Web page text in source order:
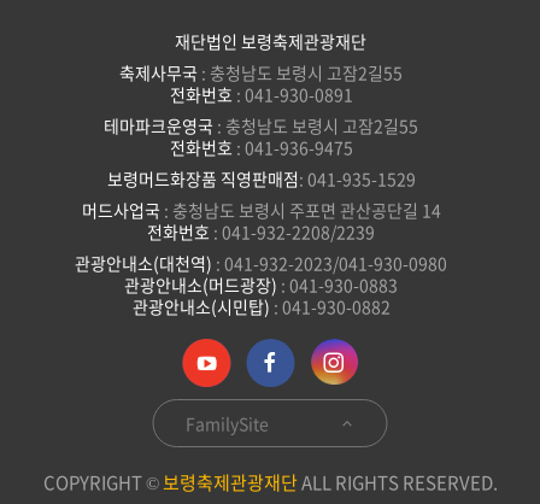
재단법인 보령축제관광재단
축제사무국 : 충청남도 보령시 고잠2길55
전화번호 : 041-930-0891
테마파크운영국 : 충청남도 보령시 고잠2길55
전화번호 : 041-936-9475
보령머드화장품 직영판매점: 041-935-1529
머드사업국 : 충청남도 보령시 주포면 관산공단길 14
전화번호 : 041-932-2208/2239
관광안내소(대천역) : 041-932-2023/041-930-0980
관광안내소(머드광장) : 041-930-0883
관광안내소(시민탑) : 041-930-0882
FamilySite
COPYRIGHT ©보령축제관광재단ALL RIGHTS RESERVED.